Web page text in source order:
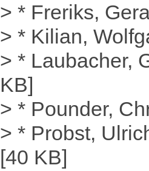
> * Freriks,
> * Kilian,
> * Laubacher,
KB]
> * Pounder,
> * Probst,
[40 KB]